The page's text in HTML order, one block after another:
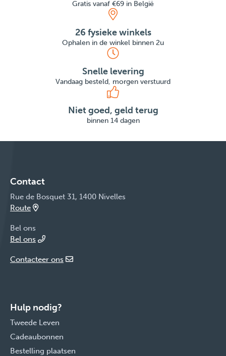
Gratis vanaf €69 in België
26 fysieke winkels
Ophalen in de winkel binnen 2u
Snelle levering
Vandaag besteld, morgen verstuurd
Niet goed, geld terug
binnen 14 dagen
Contact
Rue de Bosquet 31, 1400 Nivelles
Route
Bel ons
Bel ons
Contacteer ons
Hulp nodig?
Tweede Leven
Cadeaubonnen
Bestelling plaatsen